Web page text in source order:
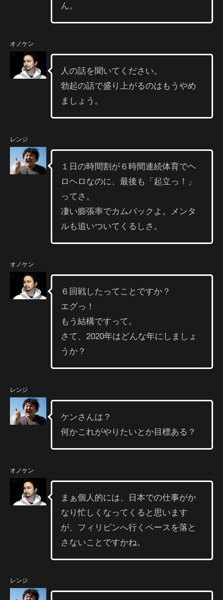
ん。
オノケン
人の話を聞いてください。
勃起の話で盛り上がるのはもうやめ
ましょう。
レンジ
１日の時間割が６時間連続体育でヘ
ロヘロなのに、最後も「起立っ！」
ってさ。
凄い膨張率でカムバックよ。メンタ
ルも追いついてくるしさ。
オノケン
６回戦したってことですか？
エグっ！
もう結構ですって。
さて、2020年はどんな年にしましょ
うか？
レンジ
ケンさんは？
何かこれがやりたいとか目標ある？
オノケン
まぁ個人的には、日本での仕事がか
なり忙しくなってくると思います
が、フィリピンへ行くペースを落と
さないことですかね。
レンジ